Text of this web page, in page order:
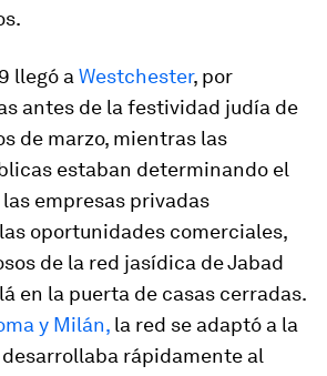
llegó a Westchester, por
antes de la festividad judía de
de marzo, mientras las
estaban determinando el
empresas privadas
oportunidades comerciales,
de la red jasídica de Jabad
en la puerta de casas cerradas.
y Milán, la red se adaptó a la
rápidamente al